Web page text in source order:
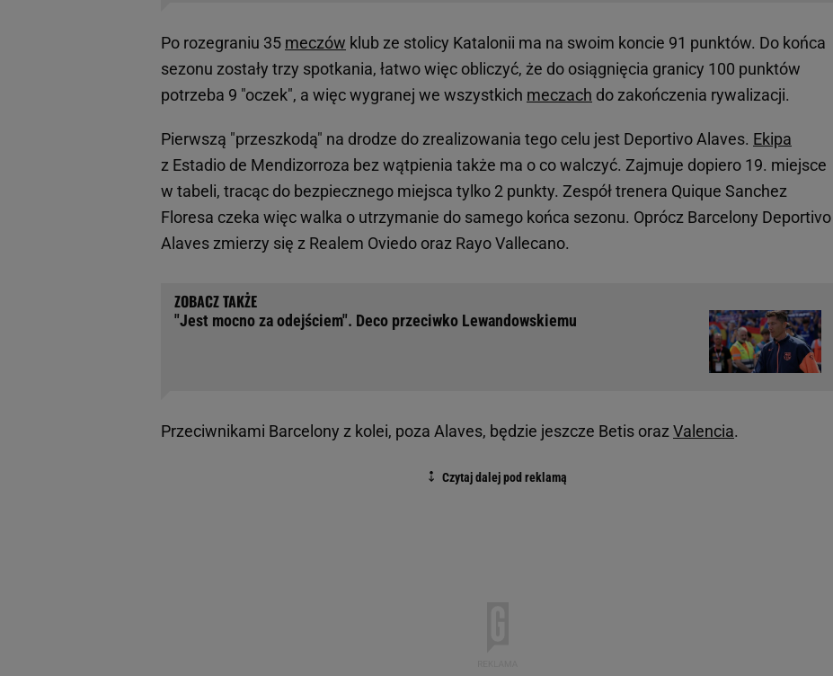
Po rozegraniu 35 meczów klub ze stolicy Katalonii ma na swoim koncie 91 punktów. Do końca
sezonu zostały trzy spotkania, łatwo więc obliczyć, że do osiągnięcia granicy 100 punktów
potrzeba 9 "oczek", a więc wygranej we wszystkich meczach do zakończenia rywalizacji.
Pierwszą "przeszkodą" na drodze do zrealizowania tego celu jest Deportivo Alaves. Ekipa
z Estadio de Mendizorroza bez wątpienia także ma o co walczyć. Zajmuje dopiero 19. miejsce
w tabeli, tracąc do bezpiecznego miejsca tylko 2 punkty. Zespół trenera Quique Sanchez
Floresa czeka więc walka o utrzymanie do samego końca sezonu. Oprócz Barcelony Deportivo
Alaves zmierzy się z Realem Oviedo oraz Rayo Vallecano.
"Jest mocno za odejściem". Deco przeciwko Lewandowskiemu
Przeciwnikami Barcelony z kolei, poza Alaves, będzie jeszcze Betis oraz Valencia.